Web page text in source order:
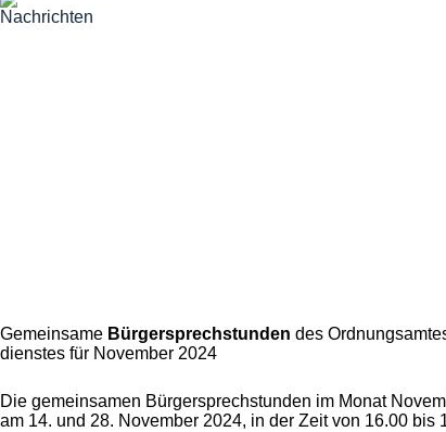
Gemeinsame Bürgersprechstunden des
dienstes für November 2024
Die gemeinsamen Bürgersprechstunden im Monat
am 14. und 28. November 2024, in der Zeit von 16.00